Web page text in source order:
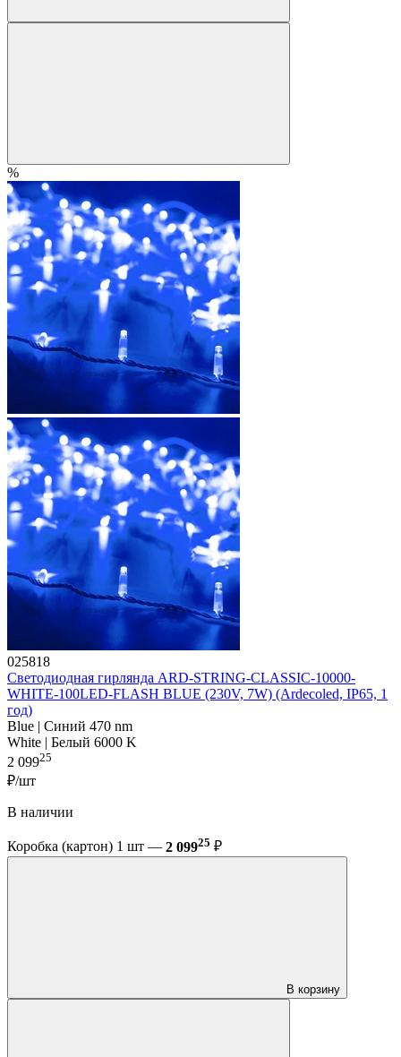
%
025818
Светодиодная гирлянда ARD-STRING-CLASSIC-10000-
WHITE-100LED-FLASH BLUE (230V, 7W) (Ardecoled, IP65, 1
год)
Blue | Синий 470 nm
White | Белый 6000 K
2 09925
₽/шт
В наличии
Коробка (картон) 1 шт — 2 09925 ₽
В корзину